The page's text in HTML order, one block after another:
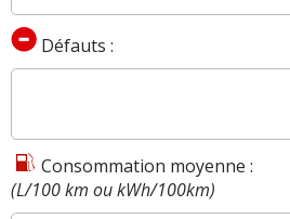
Défauts :
Consommation moyenne :
(L/100 km ou kWh/100km)